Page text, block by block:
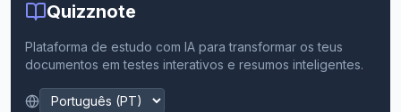
Quizznote
Plataforma de estudo com IA para transformar os teus
documentos em testes interativos e resumos inteligentes.